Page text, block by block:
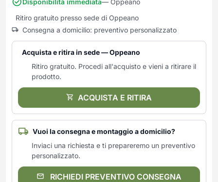
Frullatori
Grattugie elettriche
Macchine caffe e capsule
Pulizia Casa
Robot Da Cucina
Sbattitori
Spremiagrumi e Centrifughe
Stiro
Tostapane
Tritacarne
Tritaverdure elettrici
Utensili da cucina
Yogurtiere
Lampade da tavolo
Lampade da terra
Mobili Multiuso
Multiuso e Scarpiere
Scarpiere
SOGGIORNO
Complementi Soggiorno
Sedie e Sgabelli
Soggiorni e Pareti
Tavoli e Tavolini
UFFICIO
Cucitrici e accessori
Mobili per ufficio
Moduli per ufficio
Poltrone Barber Shop
Scrivanie
TAVOLI USATI TAVOLINI USATI
Ritiro gratuito presso sede di Oppeano
Consegna a domicilio: preventivo personalizzato
Acquista e ritira in sede — Oppeano
Ritiro gratuito. Procedi all'acquisto e vieni a ritirare il
prodotto.
ACQUISTA E RITIRA
Vuoi la consegna e montaggio a domicilio?
Inviaci una richiesta e ti prepareremo un preventivo
personalizzato.
RICHIEDI PREVENTIVO CONSEGNA